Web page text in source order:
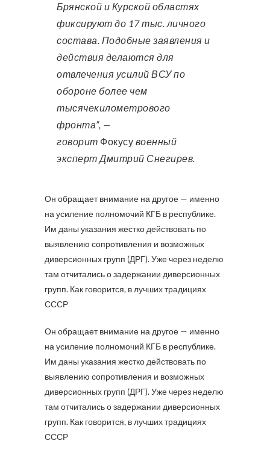
Брянской и Курской областях
фиксируют до 17 тыс. личного
состава. Подобные заявления и
действия делаются для
отвлечения усилий ВСУ по
обороне более чем
тысячекилометрового
фронта”, —
говорит Фокусу военный
эксперт Дмитрий Снегирев.
Он обращает внимание на другое — именно
на усиление полномочий КГБ в республике.
Им даны указания жестко действовать по
выявлению сопротивления и возможных
диверсионных групп (ДРГ). Уже через неделю
там отчитались о задержании диверсионных
групп. Как говорится, в лучших традициях
СССР
Он обращает внимание на другое — именно
на усиление полномочий КГБ в республике.
Им даны указания жестко действовать по
выявлению сопротивления и возможных
диверсионных групп (ДРГ). Уже через неделю
там отчитались о задержании диверсионных
групп. Как говорится, в лучших традициях
СССР